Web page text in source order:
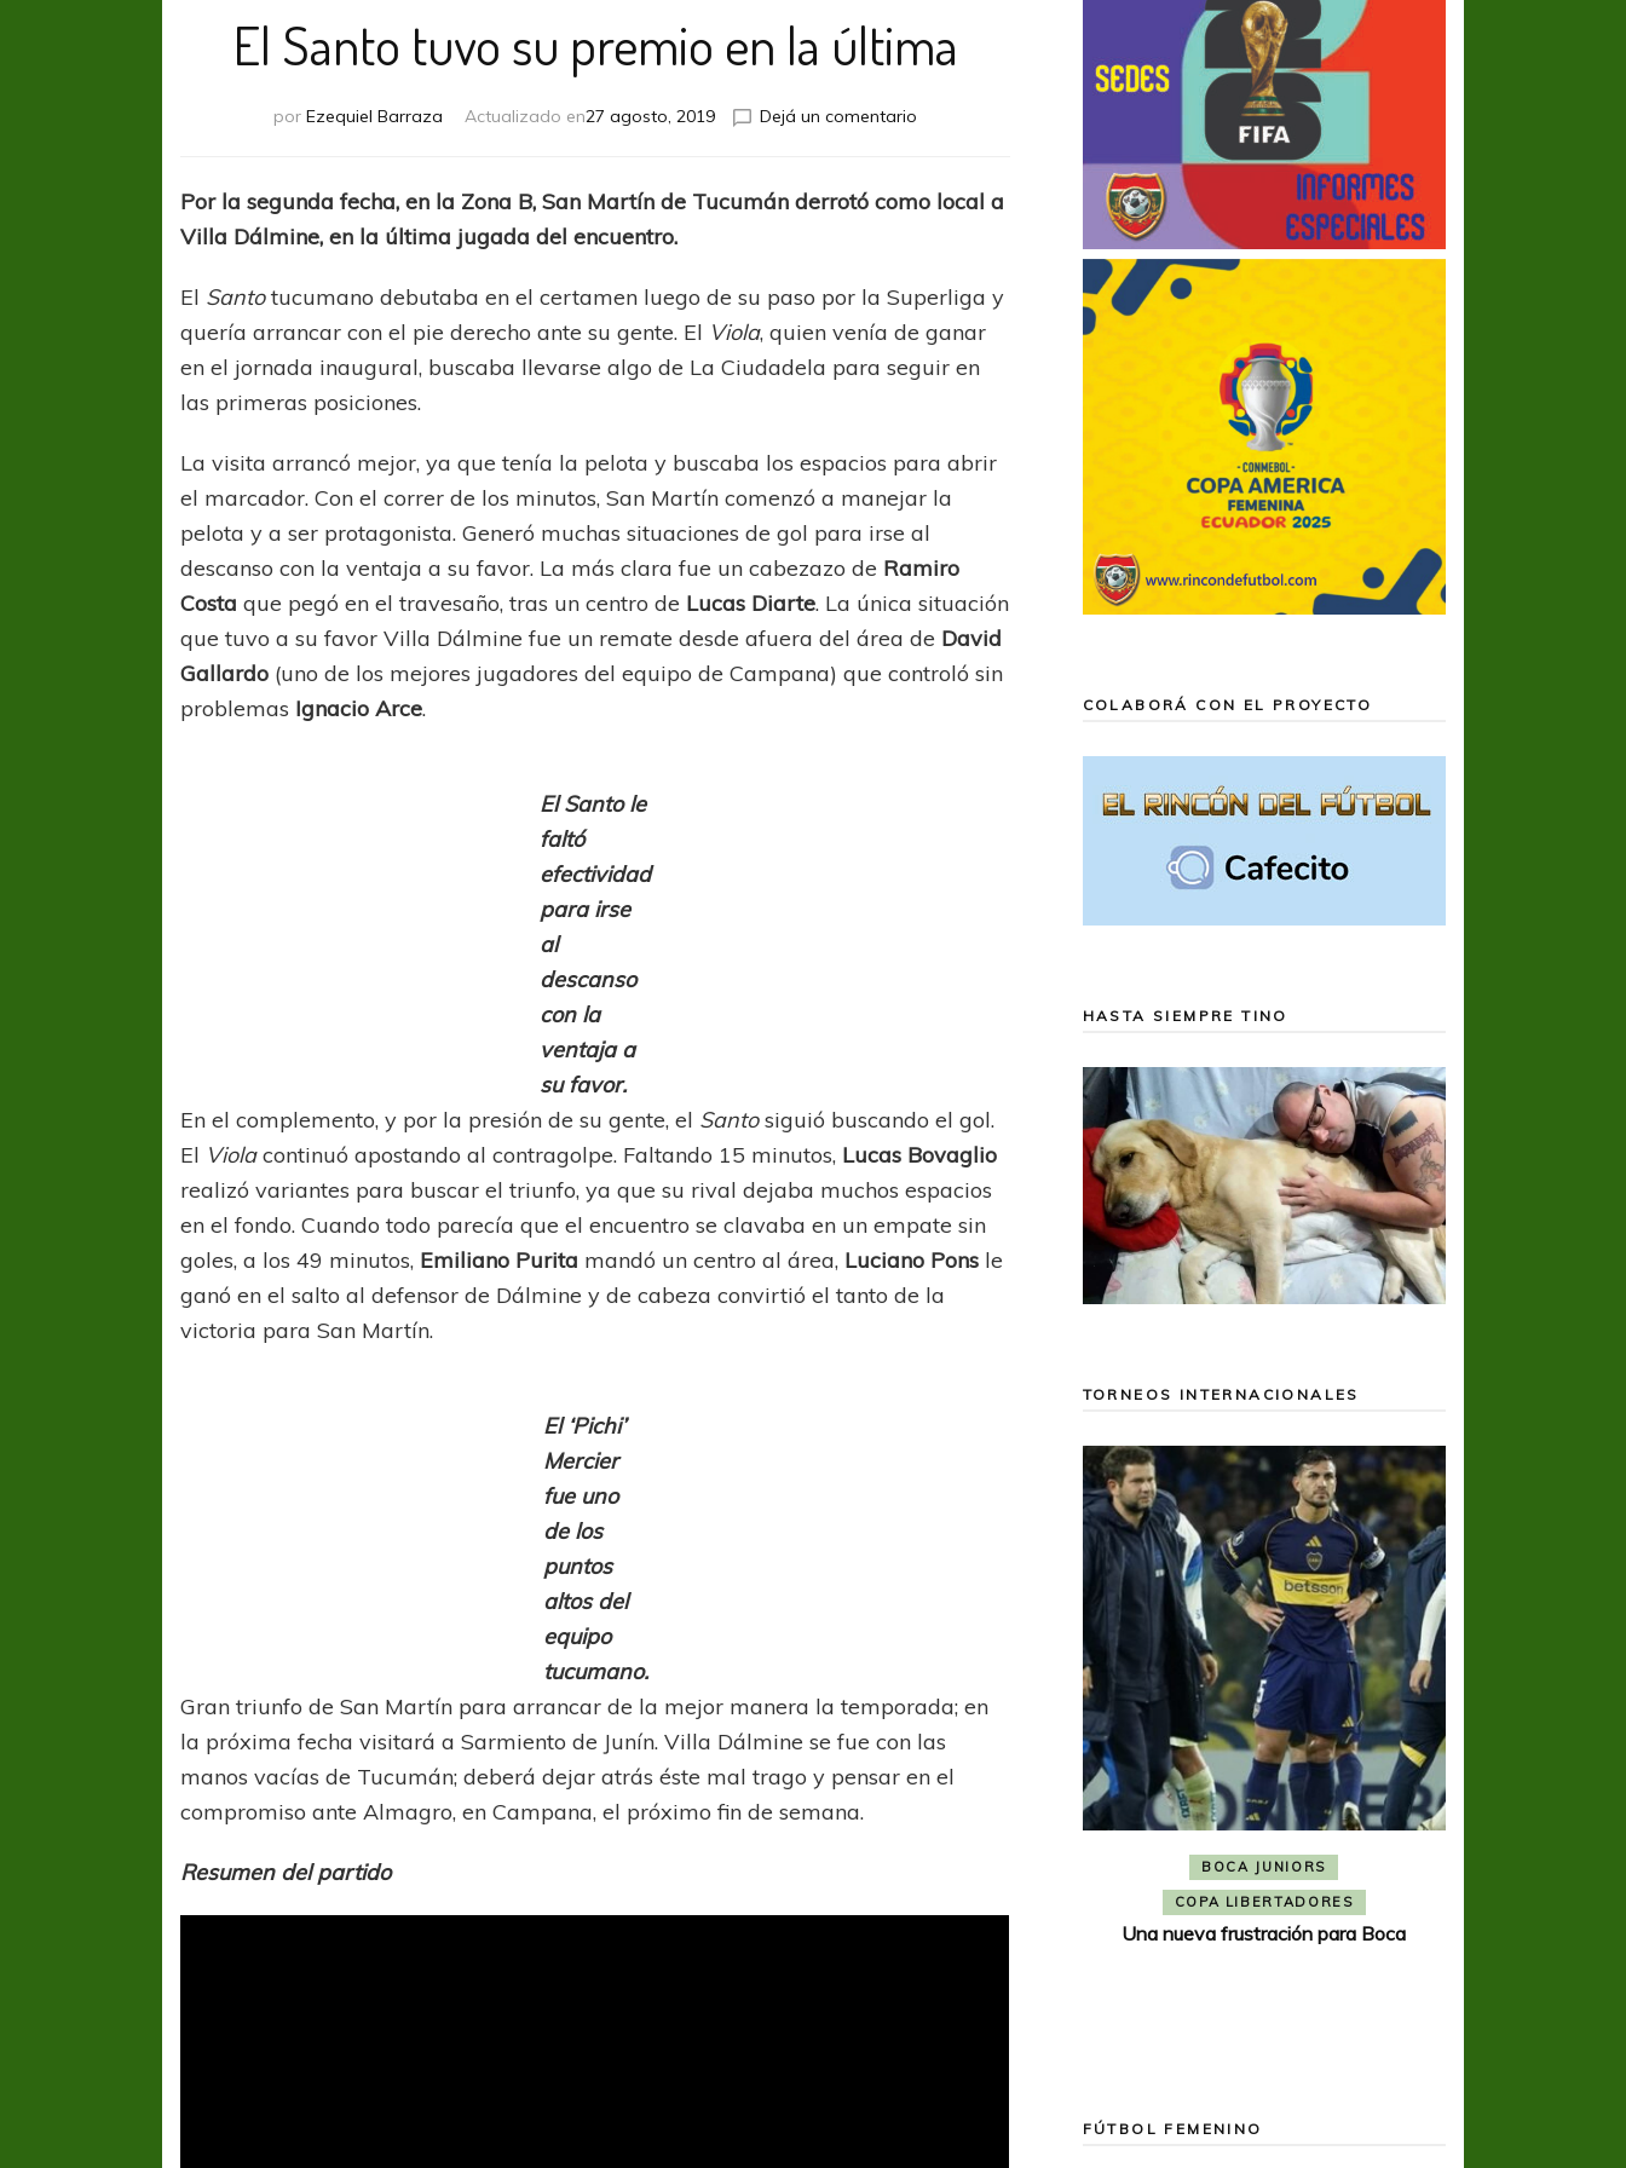
El Santo tuvo su premio en la última
por Ezequiel Barraza Actualizado en27 agosto, 2019 Dejá un comentario
tuvo
su
la
Por la segunda fecha, en la Zona B, San Martín de Tucumán derrotó como local a
Villa Dálmine, en la última jugada del encuentro.
El Santotucumano debutaba en el certamen luego de su paso por la Superliga y
quería arrancar con el pie derecho ante su gente. El Viola, quien venía de ganar
en el jornada inaugural, buscaba llevarse algo de La Ciudadela para seguir en
las primeras posiciones.
La visita arrancó mejor, ya que tenía la pelota y buscaba los espacios para abrir
el marcador. Con el correr de los minutos, San Martín comenzó a manejar la
pelota y a ser protagonista. Generó muchas situaciones de gol para irse al
descanso con la ventaja a su favor. La más clara fue un cabezazo de Ramiro
Costaque pegó en el travesaño, tras un centro de Lucas Diarte. La única situación
que tuvo a su favor Villa Dálmine fue un remate desde afuera del área de David
Gallardo (uno de los mejores jugadores del equipo de Campana) que controló sin
problemas Ignacio Arce.
El Santo le
faltó
efectividad
para irse
al
descanso
con la
ventaja a
su favor.
En el complemento, y por la presión de su gente, el Santosiguió buscando el gol.
El Violacontinuó apostando al contragolpe. Faltando 15 minutos, Lucas Bovaglio
realizó variantes para buscar el triunfo, ya que su rival dejaba muchos espacios
en el fondo. Cuando todo parecía que el encuentro se clavaba en un empate sin
goles, a los 49 minutos, Emiliano Purita mandó un centro al área, Luciano Pons le
ganó en el salto al defensor de Dálmine y de cabeza convirtió el tanto de la
victoria para San Martín.
El ‘Pichi’
Mercier
fue uno
de los
puntos
altos del
equipo
tucumano.
Gran triunfo de San Martín para arrancar de la mejor manera la temporada; en
la próxima fecha visitará a Sarmiento de Junín. Villa Dálmine se fue con las
manos vacías de Tucumán; deberá dejar atrás éste mal trago y pensar en el
compromiso ante Almagro, en Campana, el próximo fin de semana.
Resumen del partido
COLABORÁ CON EL PROYECTO
HASTA SIEMPRE TINO
TORNEOS INTERNACIONALES
BOCA JUNIORS
COPA LIBERTADORES
Una nueva frustración para Boca
FÚTBOL FEMENINO